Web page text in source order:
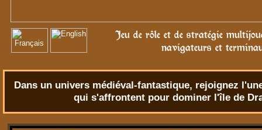
Jeu de rôle et de stratégie
navigateurs et
Dans un univers médiéval-fantastique, rejoignez
qui s'affrontent pour dominer l'île de